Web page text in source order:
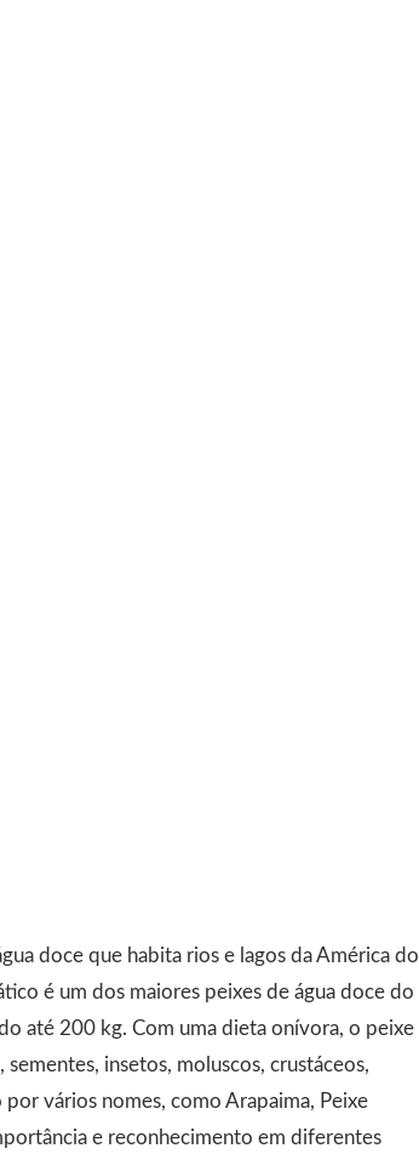
doce que habita rios e lagos da América do
é um dos maiores peixes de água doce do
até 200 kg​​. Com uma dieta onívora, o peixe
insetos, moluscos, crustáceos,
vários nomes, como Arapaima, Peixe
e reconhecimento em diferentes